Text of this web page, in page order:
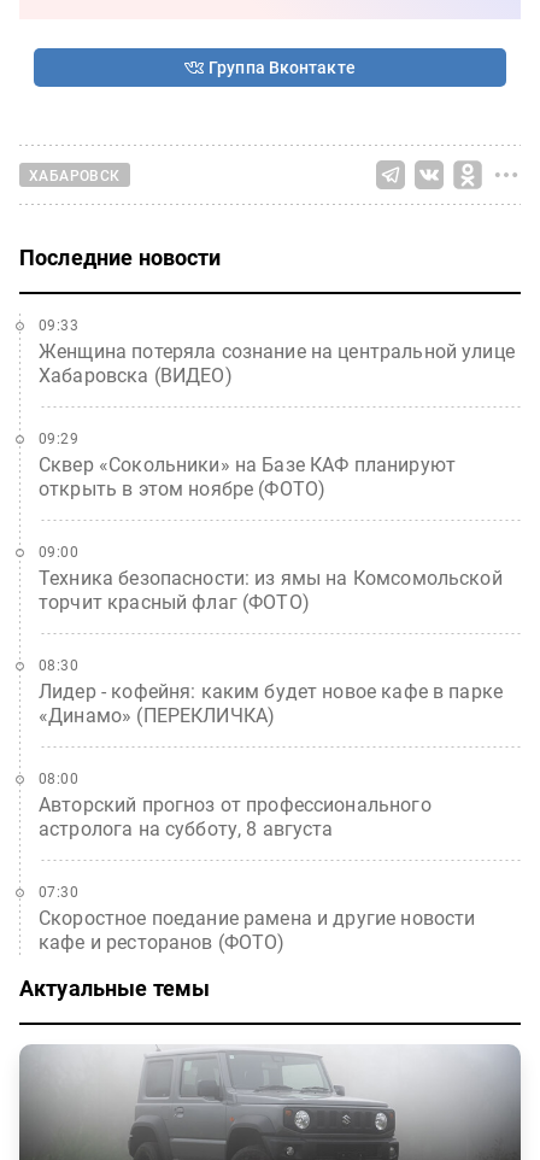
Группа Вконтакте
ХАБАРОВСК
Последние новости
Женщина потеряла сознание на центральной улице
Хабаровска (ВИДЕО)
09:33
Сквер «Сокольники» на Базе КАФ планируют
открыть в этом ноябре (ФОТО)
09:29
Техника безопасности: из ямы на Комсомольской
торчит красный флаг (ФОТО)
09:00
Лидер - кофейня: каким будет новое кафе в парке
«Динамо» (ПЕРЕКЛИЧКА)
08:30
Авторский прогноз от профессионального
астролога на субботу, 8 августа
08:00
Скоростное поедание рамена и другие новости
кафе и ресторанов (ФОТО)
07:30
Актуальные темы